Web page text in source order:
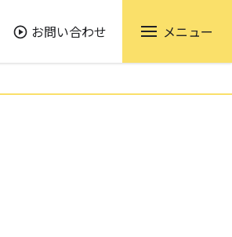
お問い合わせ メニュー